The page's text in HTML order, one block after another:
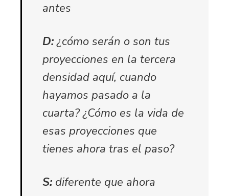
antes
D:¿cómo serán o son tus
proyecciones en la tercera
densidad aquí, cuando
hayamos pasado a la
cuarta? ¿Cómo es la vida de
esas proyecciones que
tienes ahora tras el paso?
S: diferente que ahora